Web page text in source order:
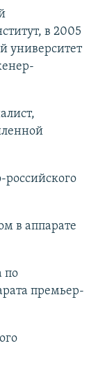
в 2005
университет
российского
в аппарате
по
премьер-